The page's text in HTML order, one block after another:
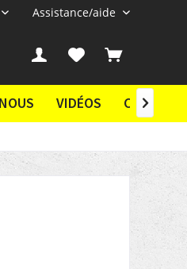
Assistance/aide
VIDÉOS CONTACT
